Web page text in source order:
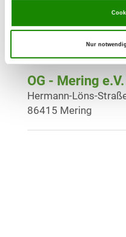
Nur
OG -
Lechfeldgraben 1
86343 Königsbrunn
OG - Mering e.V.
Hermann-Löns-
86415 Mering